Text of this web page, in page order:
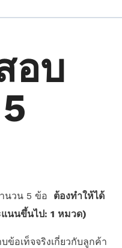
อบ
นวน 5 ข้อ
ต้องทำให้ได้
นนขึ้นไป: 1 หมวด)
ข้อเท็จจริงเกี่ยวกับลูกค้า